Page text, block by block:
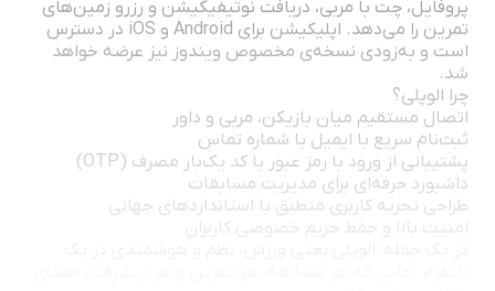
پروفایل، چت با مربی، دریافت نوتیفیکیشن و رزرو زمین‌های
تمرین را می‌دهد. اپلیکیشن برای Android و iOS در دسترس
است و به‌زودی نسخه‌ی مخصوص ویندوز نیز عرضه خواهد
شد.
چرا الوپلی؟
اتصال مستقیم میان بازیکن، مربی و داور
ثبت‌نام سریع با ایمیل یا شماره تماس
پشتیبانی از ورود با رمز عبور یا کد یک‌بار مصرف (OTP)
داشبورد حرفه‌ای برای مدیریت مسابقات
طراحی تجربه کاربری منطبق با استانداردهای جهانی
امنیت بالا و حفظ حریم خصوصی کاربران